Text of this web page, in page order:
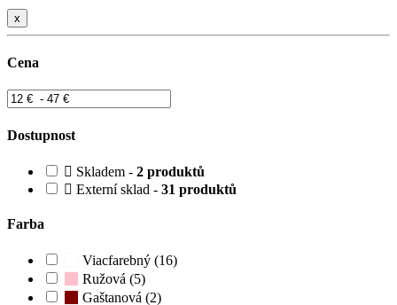
x
Cena
Dostupnost
Skladem - 2 produktů
Externí sklad - 31 produktů
Farba
Viacfarebný (16)
Ružová (5)
Gaštanová (2)